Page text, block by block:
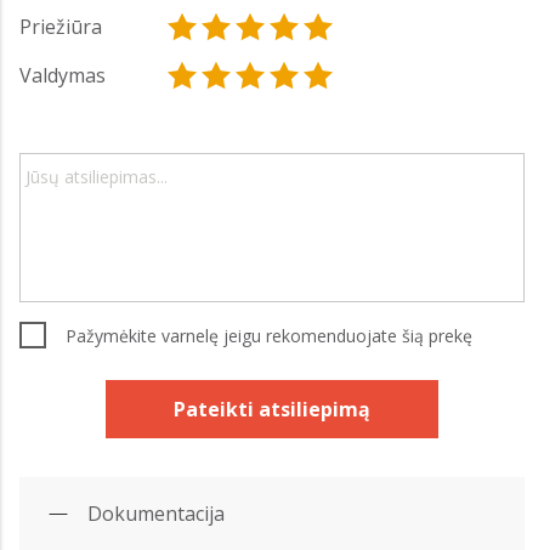
Priežiūra
Valdymas
Pažymėkite varnelę jeigu rekomenduojate šią prekę
Pateikti atsiliepimą
Dokumentacija